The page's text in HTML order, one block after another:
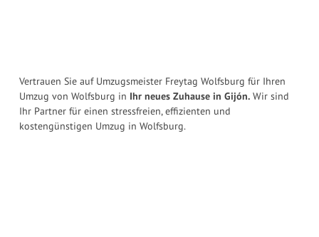
Vertrauen Sie auf Umzugsmeister Freytag Wolfsburg für Ihren
Umzug von Wolfsburg in Ihr neues Zuhause in Gijón. Wir sind
Ihr Partner für einen stressfreien, effizienten und
kostengünstigen Umzug in Wolfsburg.